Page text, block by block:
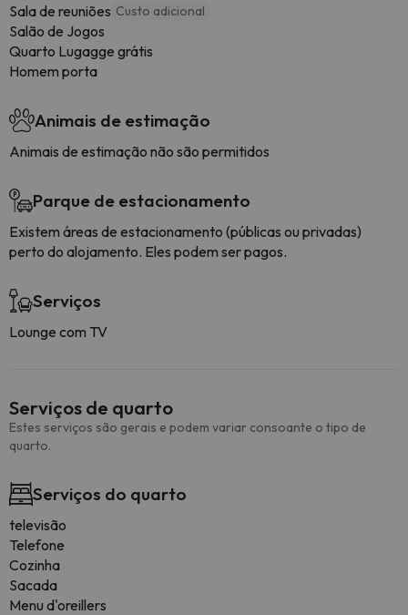
Sala de reuniões Custo adicional
Salão de Jogos
Quarto Lugagge grátis
Homem porta
Animais de estimação
Animais de estimação não são permitidos
Parque de estacionamento
Existem áreas de estacionamento (públicas ou privadas)
perto do alojamento. Eles podem ser pagos.
Serviços
Lounge com TV
Serviços de quarto
Estes serviços são gerais e podem variar consoante o tipo de
quarto.
Serviços do quarto
televisão
Telefone
Cozinha
Sacada
Menu d'oreillers